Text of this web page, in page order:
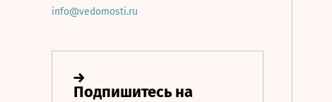
info@vedomosti.ru